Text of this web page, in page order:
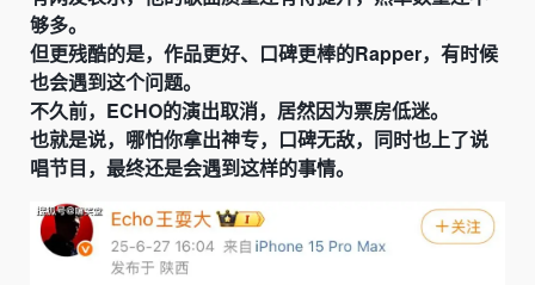
够多。
但更残酷的是，作品更好、口碑更棒的Rapper，有时候
也会遇到这个问题。
不久前，ECHO的演出取消，居然因为票房低迷。
也就是说，哪怕你拿出神专，口碑无敌，同时也上了说
唱节目，最终还是会遇到这样的事情。